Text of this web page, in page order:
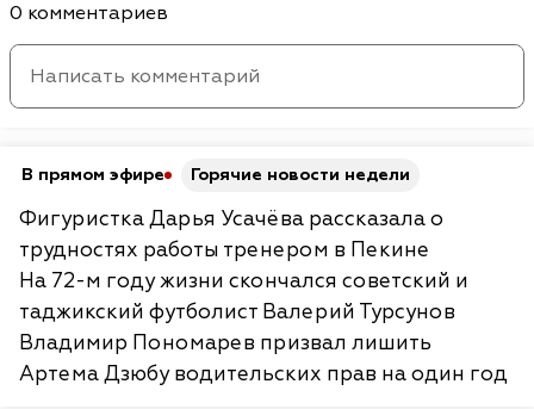
0 комментариев
В прямом эфире Горячие новости недели
Фигуристка Дарья Усачёва рассказала о
трудностях работы тренером в Пекине
На 72-м году жизни скончался советский и
таджикский футболист Валерий Турсунов
Владимир Пономарев призвал лишить
Артема Дзюбу водительских прав на один год